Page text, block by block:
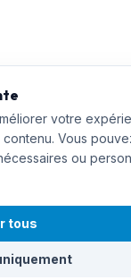
votre
Vous
ou
tous